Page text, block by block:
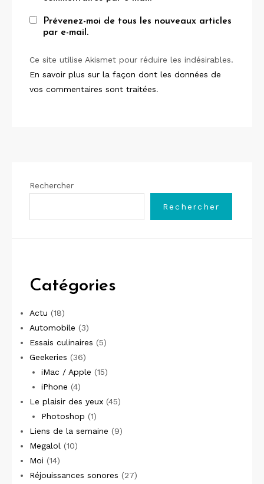
Prévenez-moi de tous les nouveaux articles
par e-mail.
Ce site utilise Akismet pour réduire les indésirables.
En savoir plus sur la façon dont les données de
vos commentaires sont traitées.
Rechercher
Rechercher
Catégories
Actu (18)
Automobile (3)
Essais culinaires (5)
Geekeries (36)
iMac / Apple (15)
iPhone (4)
Le plaisir des yeux (45)
Photoshop (1)
Liens de la semaine (9)
Megalol (10)
Moi (14)
Réjouissances sonores (27)